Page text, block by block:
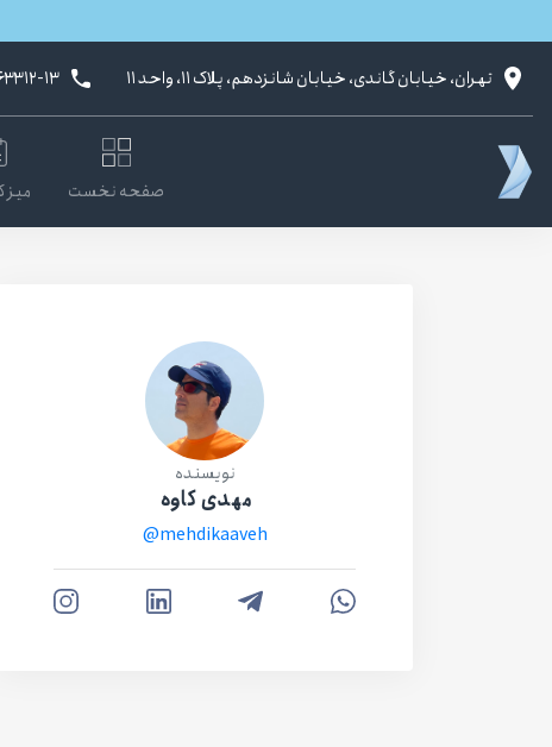
تهران، خیابان گاندی، خیابان شانزدهم، پلاک ۱۱، واحد ۱۱
صفحه نخست میز
نویسنده
مهدی کاوه
@mehdikaaveh